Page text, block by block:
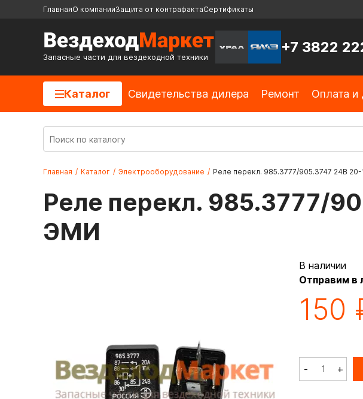
ГлавнаяО компанииЗащита от контрафактаСертификаты
Запасные части для вездеходной техники
+7 3822
Каталог Cвидетельства дилера Ремонт Оплата и
Главная / Каталог / Электрооборудование / Реле перекл. 985.3777/905.3747 24В
Реле перекл. 985.3777/
ЭМИ
В наличии
Отправим в
150
- +